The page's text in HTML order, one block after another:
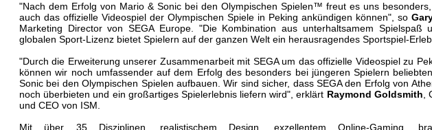
"Nach dem Erfolg von Mario & Sonic bei den Olympischen Spielen™ freut es uns
auch das offizielle Videospiel der Olympischen Spiele in Peking ankündigen können", so
Marketing Director von SEGA Europe. "Die Kombination aus unterhaltsamem Spielspaß
globalen Sport-Lizenz bietet Spielern auf der ganzen Welt ein herausragendes Sportspiel-
"Durch die Erweiterung unserer Zusammenarbeit mit SEGA um das offizielle Videospiel zu
können wir noch umfassender auf dem Erfolg des besonders bei jüngeren Spielern
Sonic bei den Olympischen Spielen aufbauen. Wir sind sicher, dass SEGA den Erfolg von
noch überbieten und ein großartiges Spielerlebnis liefern wird", erklärt Raymond Goldsmith
und CEO von ISM.
Mit über 35 Disziplinen, realistischem Design, exzellentem Online-Gaming,